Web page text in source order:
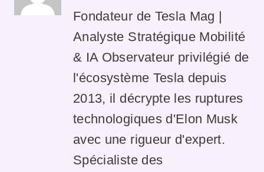
Fondateur de Tesla Mag |
Analyste Stratégique Mobilité
& IA Observateur privilégié de
l'écosystème Tesla depuis
2013, il décrypte les ruptures
technologiques d'Elon Musk
avec une rigueur d'expert.
Spécialiste des